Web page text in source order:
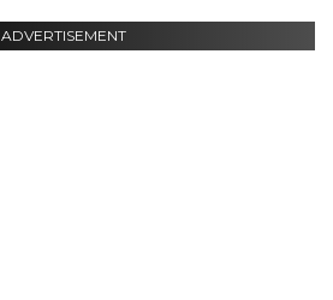
ADVERTISEMENT